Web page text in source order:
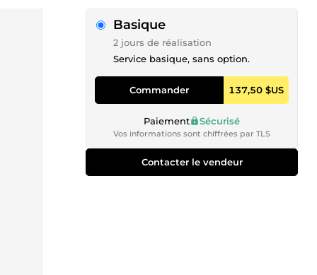
Basique
2 jours de réalisation
Service basique, sans option.
Commander 137,50 $US
Paiement Sécurisé
Vos informations sont chiffrées par TLS
Contacter le vendeur